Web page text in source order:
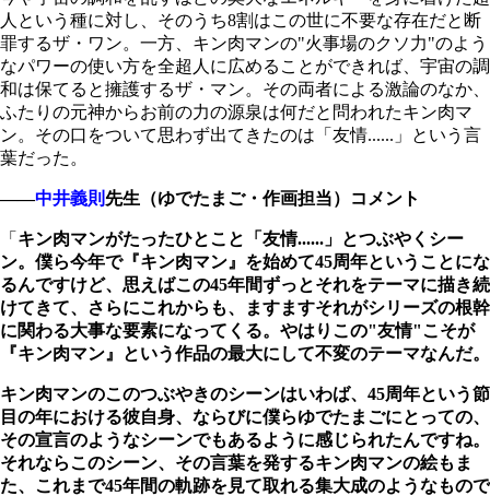
人という種に対し、そのうち8割はこの世に不要な存在だと断
罪するザ・ワン。一方、キン肉マンの"火事場のクソ力"のよう
なパワーの使い方を全超人に広めることができれば、宇宙の調
和は保てると擁護するザ・マン。その両者による激論のなか、
ふたりの元神からお前の力の源泉は何だと問われたキン肉マ
ン。その口をついて思わず出てきたのは「友情......」という言
葉だった。
――中井義則先生（ゆでたまご・作画担当）コメント
「 キン肉マンがたったひとこと「友情......」とつぶやくシー
ン。僕ら今年で『キン肉マン』を始めて45周年ということにな
るんですけど、思えばこの45年間ずっとそれをテーマに描き続
けてきて、さらにこれからも、ますますそれがシリーズの根幹
に関わる大事な要素になってくる。やはりこの"友情"こそが
『キン肉マン』という作品の最大にして不変のテーマなんだ。
キン肉マンのこのつぶやきのシーンはいわば、45周年という節
目の年における彼自身、ならびに僕らゆでたまごにとっての、
その宣言のようなシーンでもあるように感じられたんですね。
それならこのシーン、その言葉を発するキン肉マンの絵もま
た、これまで45年間の軌跡を見て取れる集大成のようなもので